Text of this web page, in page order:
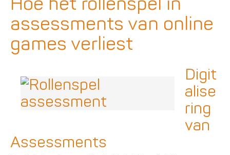
assessments van online
games verliest
Digit
alise
ring
van
Assessments